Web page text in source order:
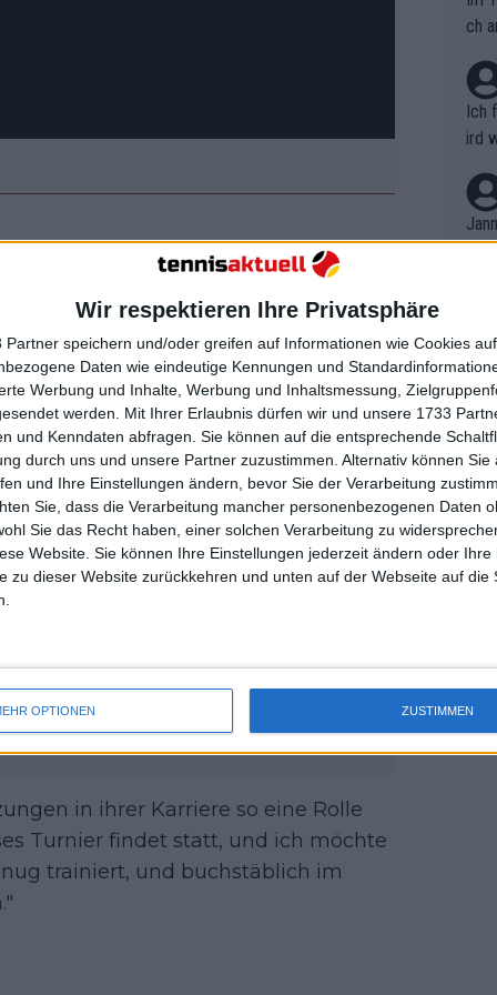
Wir respektieren Ihre Privatsphäre
Partner speichern und/oder greifen auf Informationen wie Cookies
Daten wie eindeutige Kennungen und
Werbung und Inhalte, Werbung und Inhaltsmessung,
werden. Mit Ihrer Erlaubnis dürfen wir und unsere 1733
und Kenndaten abfragen. Sie können auf die entsprechende
durch uns und unsere Partner zuzustimmen. Alternativ können Sie
und Ihre Einstellungen ändern, bevor Sie der Verarbeitung
Sie, dass die Verarbeitung mancher personenbezogenen Daten
Sie das Recht haben, einer solchen Verarbeitung zu
Website. Sie können Ihre Einstellungen jederzeit ändern oder Ihre
zu dieser Website zurückkehren und unten auf der Webseite auf die
OPTIONEN ZUSTIMMEN
herbeiführen, nachdem sie wegen
zu bestreiten, von Fans und
wurde, obwohl sie nach mehreren
ließ.
Fitnesstrainer engagierte,
aber für ihre Fans und
Start.
deren Zukunft ungewiss ist,
Gauffwird nicht zurückkehren, um
Keys, Amanda Anisimova
die dabei sind.
der WTA 2025 ASB Classic
in ihrer Karriere so eine Rolle
Turnier findet statt, und ich möchte
trainiert, und buchstäblich im
ch
Ich
ird
r in
em
t,
B.
on
uss
mal
des
n
nt.
kel